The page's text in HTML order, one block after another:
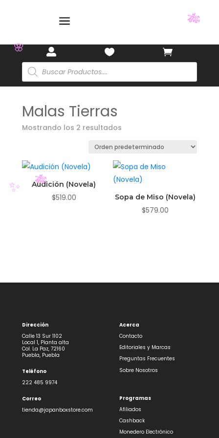
a
 

Búsqueda
de
productos
Malas Tierras
Mostrando los 2 resultados
Audición (Novela)
$519.00 Sopa de Miso (Novela)
$579.00
Dirección
Calle 13 Sur 1102
Local 1, Planta alta
Col. La Paz, 72160
Puebla, Puebla
Teléfono
222 485 9974
Correo
tienda@japanboxstore.com
Acerca
Contacto
Editoriales y Marcas
Preguntas Frecuentes
Sobre Nosotros
Programas
Afiliados
Cashback
Monedero Electrónico
🎋
✨
🎋